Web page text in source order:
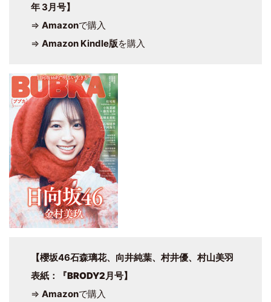
年 3月号】
⇒ Amazonで購入
⇒ Amazon Kindle版を購入
【櫻坂46石森璃花、向井純葉、村井優、村山美羽
表紙： 『BRODY2月号】
⇒ Amazonで購入